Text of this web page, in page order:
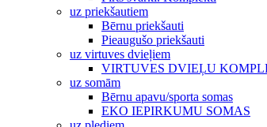
uz priekšautiem
Bērnu priekšauti
Pieaugušo priekšauti
uz virtuves dvieļiem
VIRTUVES DVIEĻU
uz somām
Bērnu apavu/sporta somas
EKO IEPIRKUMU SOMAS